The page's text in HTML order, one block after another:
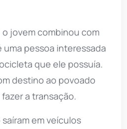
jovem combinou com
uma pessoa interessada
que ele possuía.
destino ao povoado
a transação.
em veículos